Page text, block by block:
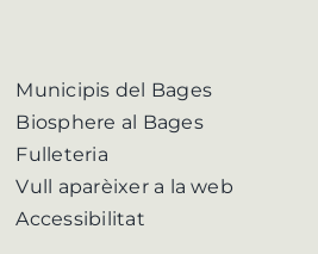
Municipis del Bages
Biosphere al Bages
Fulleteria
Vull aparèixer a la web
Accessibilitat